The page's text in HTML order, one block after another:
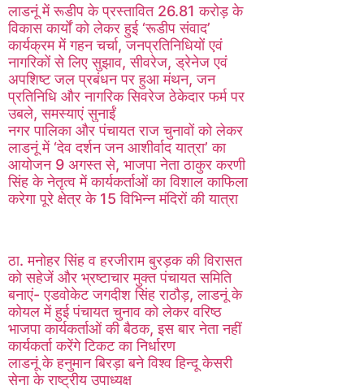
लाडनूं में रूडीप के प्रस्तावित 26.81 करोड़ के
विकास कार्यों को लेकर हुई ‘रूडीप संवाद’
कार्यक्रम में गहन चर्चा, जनप्रतिनिधियों एवं
नागरिकों से लिए सुझाव, सीवरेज, ड्रेनेज एवं
अपशिष्ट जल प्रबंधन पर हुआ मंथन, जन
प्रतिनिधि और नागरिक सिवरेज ठेकेदार फर्म पर
उबले, समस्याएं सुनाईं
नगर पालिका और पंचायत राज चुनावों को लेकर
लाडनूं में ‘देव दर्शन जन आशीर्वाद यात्रा’ का
आयोजन 9 अगस्त से, भाजपा नेता ठाकुर करणी
सिंह के नेतृत्व में कार्यकर्ताओं का विशाल काफिला
करेगा पूरे क्षेत्र के 15 विभिन्न मंदिरों की यात्रा
ठा. मनोहर सिंह व हरजीराम बुरड़क की विरासत
को सहेजें और भ्रष्टाचार मुक्त पंचायत समिति
बनाएं- एडवोकेट जगदीश सिंह राठौड़, लाडनूं के
कोयल में हुई पंचायत चुनाव को लेकर वरिष्ठ
भाजपा कार्यकर्ताओं की बैठक, इस बार नेता नहीं
कार्यकर्ता करेंगे टिकट का निर्धारण
लाडनूं के हनुमान बिरड़ा बने विश्व हिन्दू केसरी
सेना के राष्ट्रीय उपाध्यक्ष